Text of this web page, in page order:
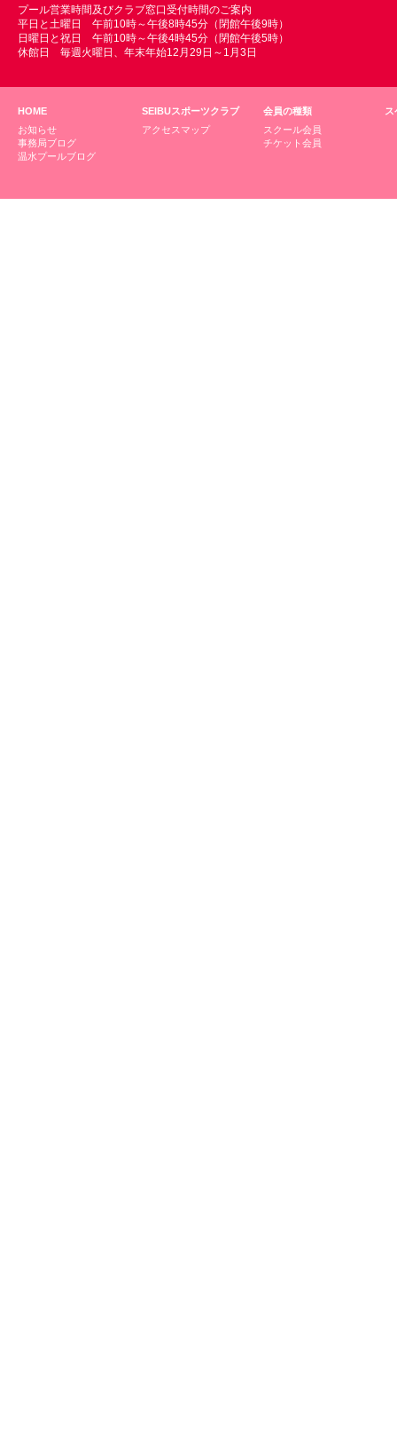
プール営業時間及びクラブ窓口受付時間のご案内
平日と土曜日 午前10時～午後8時45分（閉館午後9時）
日曜日と祝日 午前10時～午後4時45分（閉館午後5時）
休館日 毎週火曜日、年末年始12月29日～1月3日
HOME
お知らせ
事務局ブログ
温水プールブログ
SEIBUスポーツクラブ
アクセスマップ
会員の種類
スクール会員
チケット会員